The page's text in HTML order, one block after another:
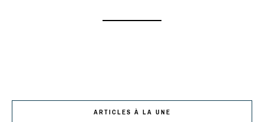
ARTICLES À LA UNE